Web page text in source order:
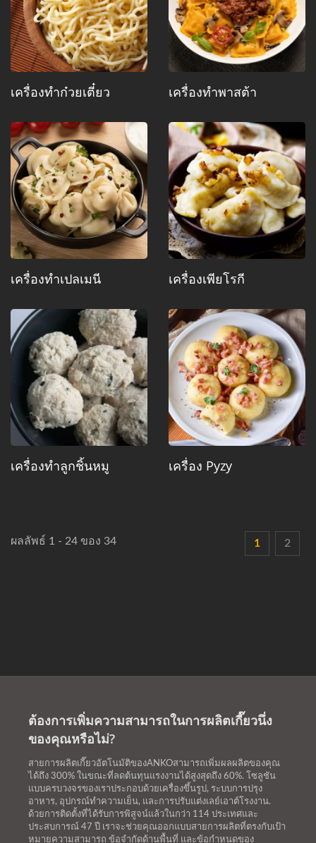
เครื่องทำก๋วยเตี๋ยว เครื่องทำพาสต้า
เครื่องทำเปลเมนี เครื่องเพียโรกี
เครื่องทำลูกชิ้นหมู เครื่อง Pyzy
ผลลัพธ์ 1 - 24 ของ 34 1 2
ต้องการเพิ่มความสามารถในการผลิตเกี๊ยวนึ่ง
ของคุณหรือไม่?
สายการผลิตเกี๊ยวอัตโนมัติของANKOสามารถเพิ่มผลผลิตของคุณ
ได้ถึง 300% ในขณะที่ลดต้นทุนแรงงานได้สูงสุดถึง 60%. โซลูชัน
แบบครบวงจรของเราประกอบด้วยเครื่องขึ้นรูป, ระบบการปรุง
อาหาร, อุปกรณ์ทำความเย็น, และการปรับแต่งเลย์เอาต์โรงงาน.
ด้วยการติดตั้งที่ได้รับการพิสูจน์แล้วในกว่า 114 ประเทศและ
ประสบการณ์ 47 ปี เราจะช่วยคุณออกแบบสายการผลิตที่ตรงกับเป้า
หมายความสามารถ ข้อจำกัดด้านพื้นที่ และข้อกำหนดของ